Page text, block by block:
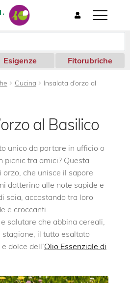
T
o
g
l
e
i
Esigenze Fitorubriche
Cucina
Insalata d’orzo al
al Basilico
unico da portare in ufficio o
picnic tra amici? Questa
che unisce il sapore
datterino alle note sapide e
soia, accostando tra loro
e croccanti.
salutare che abbina cereali,
il tutto esaltato
dolce dell’Olio Essenziale di